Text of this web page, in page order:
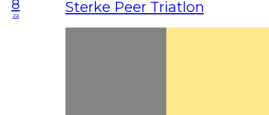
8
za Sterke Peer Triatlon